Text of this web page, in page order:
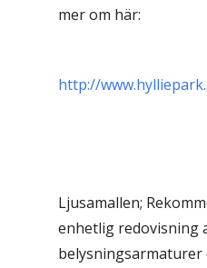
mer om här:
http://
Ljusamallen;
enhetlig redovisning
belysningsarmaturer